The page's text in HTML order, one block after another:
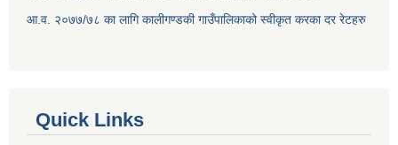
आ.व. २०७७/७८ का लागि कालीगण्डकी गाउँपालिकाको स्वीकृत करका दर रेटहरु
Quick Links